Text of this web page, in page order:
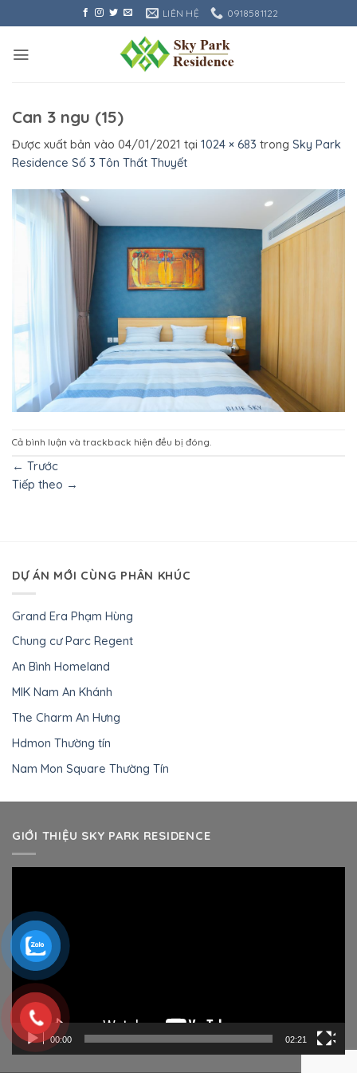
qua
dung
LIÊN HỆ 0918581122
Can 3 ngu (15)
Được xuất bản vào 04/01/2021 tại 1024 × 683 trong Sky Park
Residence Số 3 Tôn Thất Thuyết
Cả bình luận và trackback hiện đều bị đóng.
← Trước
Tiếp theo →
DỰ ÁN MỚI CÙNG PHÂN KHÚC
Grand Era Phạm Hùng
Chung cư Parc Regent
An Bình Homeland
MIK Nam An Khánh
The Charm An Hưng
Hdmon Thường tín
Nam Mon Square Thường Tín
GIỚI THIỆU SKY PARK RESIDENCE
Video
00:00 02:21